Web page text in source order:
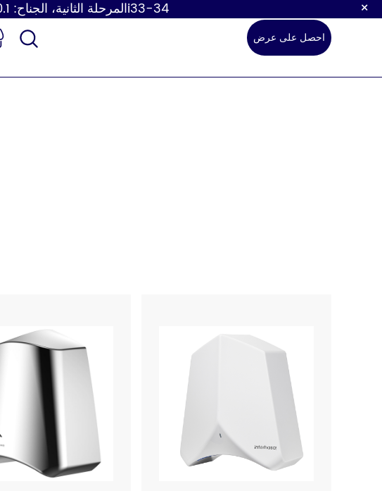
زورونا في معرض كانتون الـ 139! المرحلة الأولى، الجناح: 3.1L38 | المرحلة الثانية، الجناح: 10.1i33-34 ×
احصل على عرض
أسعار